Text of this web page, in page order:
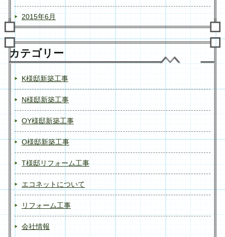
2015年6月
カテゴリー
K様邸新築工事
N様邸新築工事
OY様邸新築工事
O様邸新築工事
T様邸リフォーム工事
エコネットについて
リフォーム工事
会社情報